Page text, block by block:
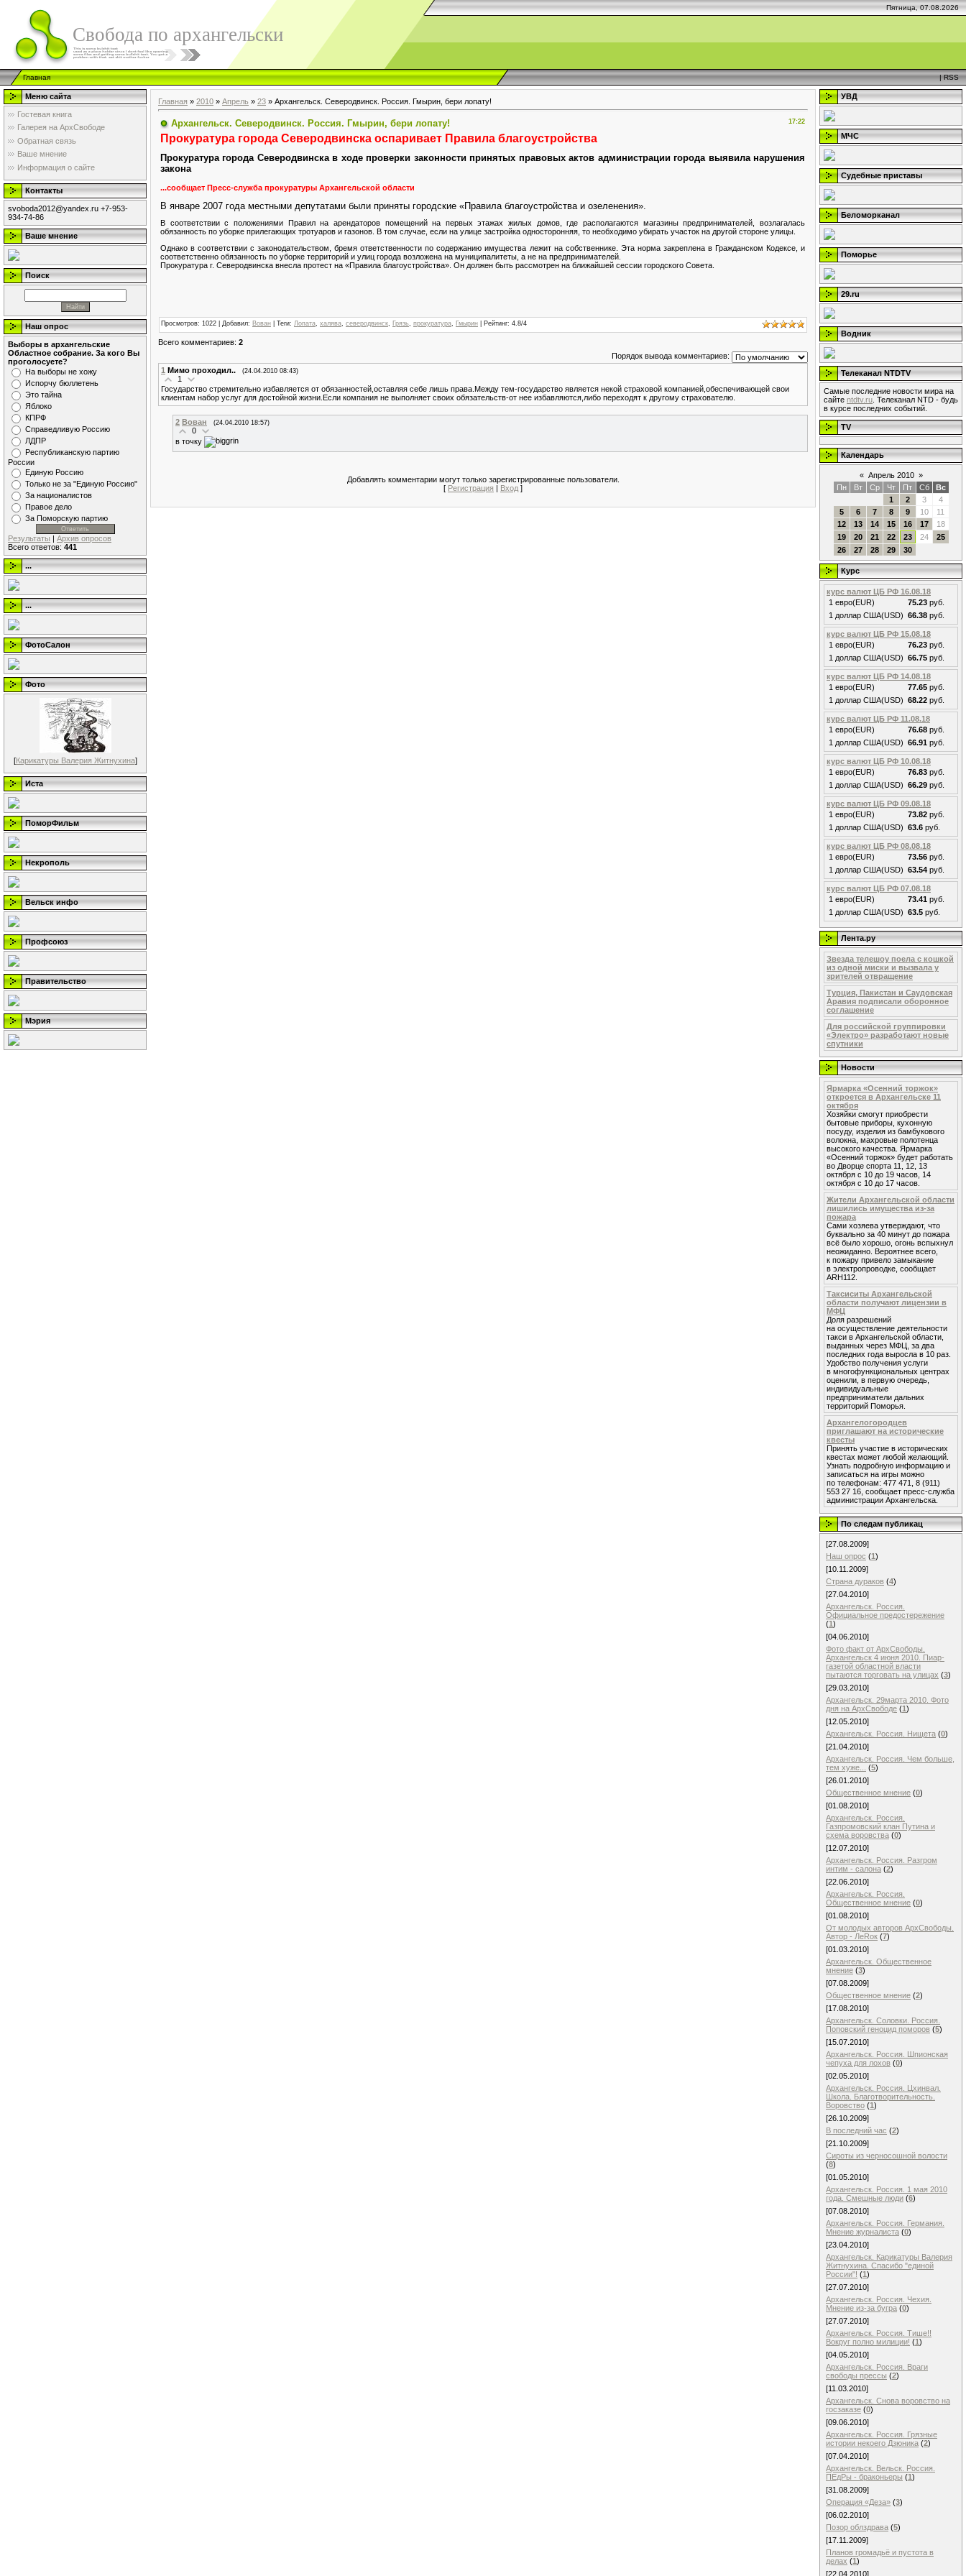
Пятница, 07.08.2026
Свобода по архангельски
Главная |RSS
Меню сайта
Гостевая книга
Галерея на АрхСвободе
Обратная связь
Ваше мнение
Информация о сайте
Контакты
svoboda2012@yandex.ru +7-953-
934-74-86
Ваше мнение
Поиск
Наш опрос
Выборы в архангельские
Областное собрание. За кого Вы
проголосуете?
На выборы не хожу
Испорчу бюллетень
Это тайна
Яблоко
КПРФ
Справедливую Россию
ЛДПР
Республиканскую партию
России
Единую Россию
Только не за "Единую Россию"
За националистов
Правое дело
За Поморскую партию
Результаты | Архив опросов
Всего ответов: 441
...
...
ФотоСалон
Фото
[Карикатуры Валерия Житнухина]
Иста
ПоморФильм
Некрополь
Вельск инфо
Профсоюз
Правительство
Мэрия
Главная » 2010 » Апрель » 23 » Архангельск. Северодвинск. Россия. Гмырин, бери лопату!
17:22
Архангельск. Северодвинск. Россия. Гмырин, бери лопату!
Прокуратура города Северодвинска оспаривает Правила благоустройства
Прокуратура города Северодвинска в ходе проверки законности принятых правовых актов администрации города выявила нарушения
закона
...сообщает Пресс-служба прокуратуры Архангельской области
В январе 2007 года местными депутатами были приняты городские «Правила благоустройства и озеленения».
В соответствии с положениями Правил на арендаторов помещений на первых этажах жилых домов, где располагаются магазины предпринимателей, возлагалась
обязанность по уборке прилегающих тротуаров и газонов. В том случае, если на улице застройка односторонняя, то необходимо убирать участок на другой стороне улицы.
Однако в соответствии с законодательством, бремя ответственности по содержанию имущества лежит на собственнике. Эта норма закреплена в Гражданском Кодексе, и
соответственно обязанность по уборке территорий и улиц города возложена на муниципалитеты, а не на предпринимателей.
Прокуратура г. Северодвинска внесла протест на «Правила благоустройства». Он должен быть рассмотрен на ближайшей сессии городского Совета.
Просмотров: 1022 | Добавил: Вован Теги: Лопата халява северодвинск Грязь прокуратура Гмырин Рейтинг: 4.8/4
Всего комментариев: 2
Порядок вывода комментариев:
1 Мимо проходил.. (24.04.2010 08:43)
1
Государство стремительно избавляется от обязанностей,оставляя себе лишь права.Между тем-государство является некой страховой компанией,обеспечивающей свои
клиентам набор услуг для достойной жизни.Если компания не выполняет своих обязательств-от нее избавляются,либо переходят к другому страхователю.
2 Вован (24.04.2010 18:57)
0
в точку
Добавлять комментарии могут только зарегистрированные пользователи.
[ Регистрация | Вход ]
УВД
МЧС
Судебные приставы
Беломорканал
Поморье
29.ru
Водник
Телеканал NTDTV
Самые последние новости мира на
сайте ntdtv.ru . Телеканал NTD - будь
в курсе последних событий.
TV
Календарь
« Апрель 2010 »
Пн
Вт Ср Чт Пт Сб
Вс
1
2 3
4
5
6 7 8 9 10
11
12
13 14 15 16 17
18
19
20 21 22 23 24
25
26
27 28 29 30
Курс
курс валют ЦБ РФ 16.08.18
1 евро(EUR)
75.23 руб.
1 доллар США(USD) 66.38 руб.
курс валют ЦБ РФ 15.08.18
1 евро(EUR)
76.23 руб.
1 доллар США(USD) 66.75 руб.
курс валют ЦБ РФ 14.08.18
1 евро(EUR)
77.65 руб.
1 доллар США(USD) 68.22 руб.
курс валют ЦБ РФ 11.08.18
1 евро(EUR)
76.68 руб.
1 доллар США(USD) 66.91 руб.
курс валют ЦБ РФ 10.08.18
1 евро(EUR)
76.83 руб.
1 доллар США(USD) 66.29 руб.
курс валют ЦБ РФ 09.08.18
1 евро(EUR)
73.82 руб.
1 доллар США(USD) 63.6 руб.
курс валют ЦБ РФ 08.08.18
1 евро(EUR)
73.56 руб.
1 доллар США(USD) 63.54 руб.
курс валют ЦБ РФ 07.08.18
1 евро(EUR)
73.41 руб.
1 доллар США(USD) 63.5 руб.
Лента.ру
Звезда телешоу поела с кошкой
из одной миски и вызвала у
зрителей отвращение
Турция, Пакистан и Саудовская
Аравия подписали оборонное
соглашение
Для российской группировки
«Электро» разработают новые
спутники
Новости
Ярмарка «Осенний торжок»
откроется в Архангельске 11
октября
Хозяйки смогут приобрести
бытовые приборы, кухонную
посуду, изделия из бамбукового
волокна, махровые полотенца
высокого качества. Ярмарка
«Осенний торжок» будет работать
во Дворце спорта 11, 12, 13
октября с 10 до 19 часов, 14
октября с 10 до 17 часов.
Жители Архангельской области
лишились имущества из-за
пожара
Сами хозяева утверждают, что
буквально за 40 минут до пожара
всё было хорошо, огонь вспыхнул
неожиданно. Вероятнее всего,
к пожару привело замыкание
в электропроводке, сообщает
ARH112.
Таксиситы Архангельской
области получают лицензии в
МФЦ
Доля разрешений
на осуществление деятельности
такси в Архангельской области,
выданных через МФЦ, за два
последних года выросла в 10 раз.
Удобство получения услуги
в многофункциональных центрах
оценили, в первую очередь,
индивидуальные
предприниматели дальних
территорий Поморья.
Архангелогородцев
приглашают на исторические
квесты
Принять участие в исторических
квестах может любой желающий.
Узнать подробную информацию и
записаться на игры можно
по телефонам: 477 471, 8 (911)
553 27 16, сообщает пресс-служба
администрации Архангельска.
По следам публикац
[27.08.2009]
Наш опрос (1)
[10.11.2009]
Страна дураков (4)
[27.04.2010]
Архангельск. Россия.
Официальное предостережение
(1)
[04.06.2010]
Фото факт от АрхСвободы.
Архангельск 4 июня 2010. Пиар-
газетой областной власти
пытаются торговать на улицах (3)
[29.03.2010]
Архангельск. 29марта 2010. Фото
дня на АрхСвободе (1)
[12.05.2010]
Архангельск. Россия. Нищета (0)
[21.04.2010]
Архангельск. Россия. Чем больше,
тем хуже...
(5)
[26.01.2010]
Общественное мнение (0)
[01.08.2010]
Архангельск. Россия.
Газпромовский клан Путина и
схема воровства (0)
[12.07.2010]
Архангельск. Россия. Разгром
интим - салона (2)
[22.06.2010]
Архангельск. Россия.
Общественное мнение (0)
[01.08.2010]
От молодых авторов АрхСвободы.
Автор - ЛеRок (7)
[01.03.2010]
Архангельск. Общественное
мнение (3)
[07.08.2009]
Общественное мнение (2)
[17.08.2010]
Архангельск. Соловки. Россия.
Поповский геноцид поморов (5)
[15.07.2010]
Архангельск. Россия. Шпионская
чепуха для лохов (0)
[02.05.2010]
Архангельск. Россия. Цхинвал.
Школа. Благотворительность.
Воровство (1)
[26.10.2009]
В последний час (2)
[21.10.2009]
Сироты из черносошной волости
(8)
[01.05.2010]
Архангельск. Россия. 1 мая 2010
года. Смешные люди (6)
[07.08.2010]
Архангельск. Россия. Германия.
Мнение журналиста (0)
[23.04.2010]
Архангельск. Карикатуры Валерия
Житнухина. Cпасибо "единой
России"! (1)
[27.07.2010]
Архангельск. Россия. Чехия.
Мнение из-за бугра (0)
[27.07.2010]
Архангельск. Россия. Тише!!
Вокруг полно милиции! (1)
[04.05.2010]
Архангельск. Россия. Враги
свободы прессы (2)
[11.03.2010]
Архангельск. Снова воровство на
госзаказе (0)
[09.06.2010]
Архангельск. Россия. Грязные
истории некоего Дзюника (2)
[07.04.2010]
Архангельск. Вельск. Россия.
ПЕдРы - браконьеры (1)
[31.08.2009]
Операция «Деза» (3)
[06.02.2010]
Позор облздрава (5)
[17.11.2009]
Планов громадьё и пустота в
делах (1)
[22.04.2010]